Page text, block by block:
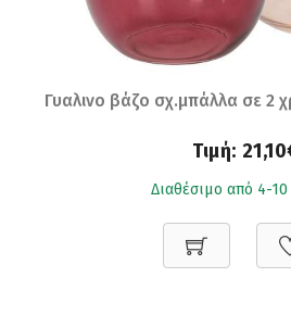
Γυαλινο βάζο σχ.μπάλλα σε 2
Τιμή:
Διαθέσιμο από 4-10